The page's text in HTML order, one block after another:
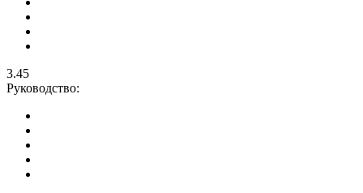
3.45
Руководство: